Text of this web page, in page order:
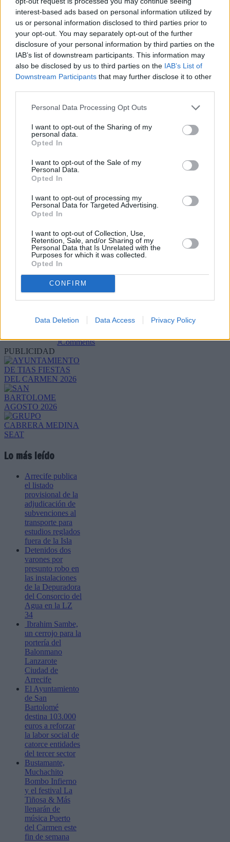
interest-based ads based on personal information utilized by
us or personal information disclosed to third parties prior to
your opt-out. You may separately opt-out of the further
disclosure of your personal information by third parties on the
IAB’s list of downstream participants. This information may
also be disclosed by us to third parties on the IAB’s List of
Downstream Participants that may further disclose it to other
Personal Data Processing Opt Outs
I want to opt-out of the Sharing of my
personal data.
Opted In
I want to opt-out of the Sale of my
Personal Data.
Opted In
I want to opt-out of processing my
Personal Data for Targeted Advertising.
Opted In
I want to opt-out of Collection, Use,
Retention, Sale, and/or Sharing of my
Personal Data that Is Unrelated with the
Purposes for which it was collected.
Opted In
CONFIRM
Data Deletion Data Access Privacy Policy
la calidad de los servicios públicos",
"Antes de pedir más dinero a
residentes y comerciantes, Óscar Noda
debería explicar su incapacidad para
ejecutar las inversiones previstas en el
municipio, porque a pesar de que
pagan más la realidad es que tienen
que padecer un municipio cada vez
unos servicios que están lejos de la
Machín.
Escribir un comentario
(requerido)
JComments
PUBLICIDAD
Lo más leído
Arrecife publica
el listado
provisional de la
adjudicación de
subvenciones al
transporte para
estudios reglados
fuera de la Isla
Detenidos dos
varones por
presunto robo en
las instalaciones
de la Depuradora
del Consorcio del
Agua en la LZ
34
Ibrahim Sambe,
un cerrojo para la
portería del
Balonmano
Lanzarote
Ciudad de
Arrecife
El Ayuntamiento
de San
Bartolomé
destina 103.000
euros a reforzar
la labor social de
catorce entidades
del tercer sector
Bustamante,
Muchachito
Bombo Infierno
y el festival La
Tiñosa & Más
llenarán de
música Puerto
del Carmen este
fin de semana